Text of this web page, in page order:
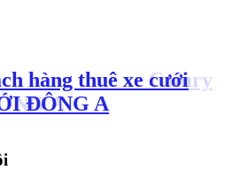
hàng thuê xe Camry
A